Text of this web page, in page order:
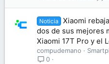
Noticia
Xiaomi
dos de sus mejores
Xiaomi 17T Pro y el
compudemano
0